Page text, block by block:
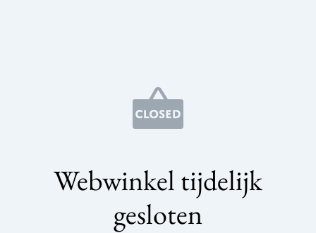
Webwinkel tijdelijk
gesloten